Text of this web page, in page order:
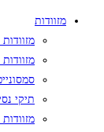
מזוודות
תיקי